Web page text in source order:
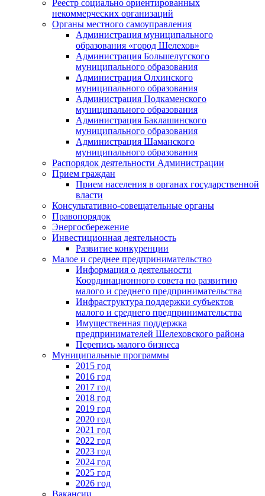
Реестр социально ориентированных
некоммерческих организаций
Органы местного самоуправления
Администрация муниципального
образования «город Шелехов»
Администрация Большелугского
муниципального образования
Администрация Олхинского
муниципального образования
Администрация Подкаменского
муниципального образования
Администрация Баклашинского
муниципального образования
Администрация Шаманского
муниципального образования
Распорядок деятельности Администрации
Прием граждан
Прием населения в органах государственной
власти
Консультативно-совещательные органы
Правопорядок
Энергосбережение
Инвестиционная деятельность
Развитие конкуренции
Малое и среднее предпринимательство
Информация о деятельности
Координационного совета по развитию
малого и среднего предпринимательства
Инфраструктура поддержки субъектов
малого и среднего предпринимательства
Имущественная поддержка
предпринимателей Шелеховского района
Перепись малого бизнеса
Муниципальные программы
2015 год
2016 год
2017 год
2018 год
2019 год
2020 год
2021 год
2022 год
2023 год
2024 год
2025 год
2026 год
Вакансии